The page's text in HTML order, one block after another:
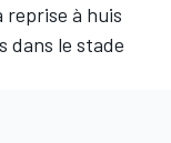
à huis
dans le stade